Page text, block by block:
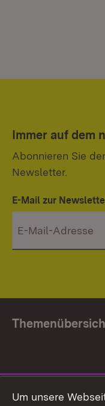
Immer auf dem
Abonnieren Sie
Newsletter.
E-Mail zur
Um unsere